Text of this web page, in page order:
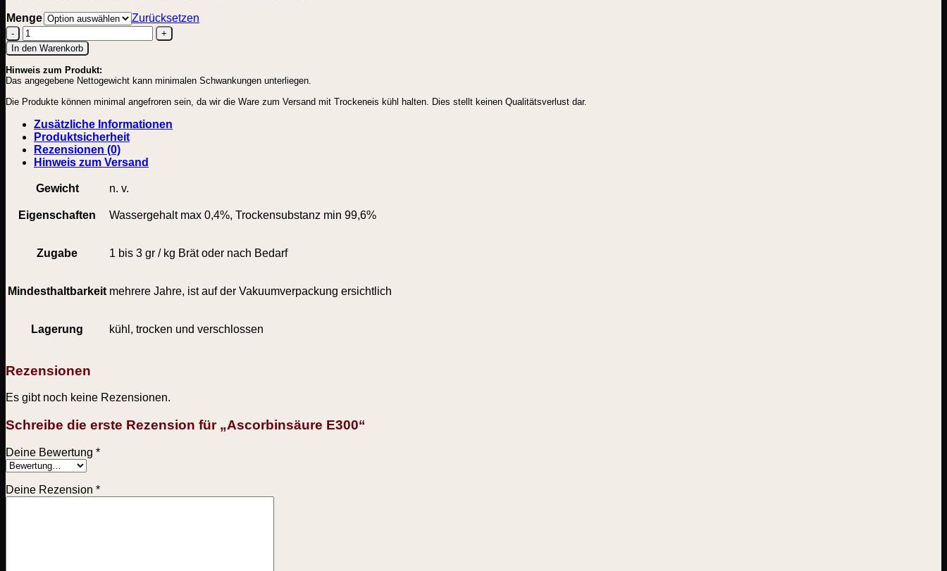
Menge Zurücksetzen
Ascorbinsäure
E300
Menge
In den Warenkorb
Hinweis zum Produkt:
Das angegebene Nettogewicht kann minimalen Schwankungen unterliegen.
Die Produkte können minimal angefroren sein, da wir die Ware zum Versand mit Trockeneis kühl halten. Dies stellt keinen Qualitätsverlust dar.
Zusätzliche Informationen
Produktsicherheit
Rezensionen (0)
Hinweis zum Versand
Gewicht n. v.
Eigenschaften Wassergehalt max 0,4%, Trockensubstanz min 99,6%
Zugabe 1 bis 3 gr / kg Brät oder nach Bedarf
Mindesthaltbarkeit mehrere Jahre, ist auf der Vakuumverpackung ersichtlich
Lagerung kühl, trocken und verschlossen
Rezensionen
Es gibt noch keine Rezensionen.
Schreibe die erste Rezension für „Ascorbinsäure E300“
Deine Bewertung *
Deine Rezension *